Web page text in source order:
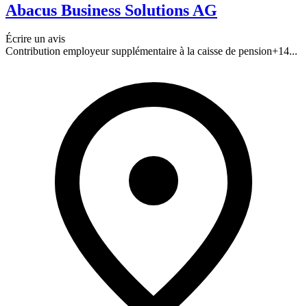
Abacus Business Solutions AG
Écrire un avis
Contribution employeur supplémentaire à la caisse de pension+14...